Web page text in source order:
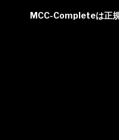
MCC-Completeは正